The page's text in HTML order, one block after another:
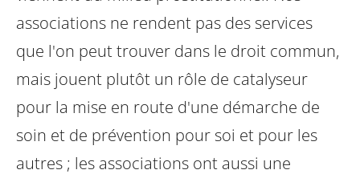
associations ne rendent pas des services
que l'on peut trouver dans le droit commun,
mais jouent plutôt un rôle de catalyseur
pour la mise en route d'une démarche de
soin et de prévention pour soi et pour les
autres ; les associations ont aussi une